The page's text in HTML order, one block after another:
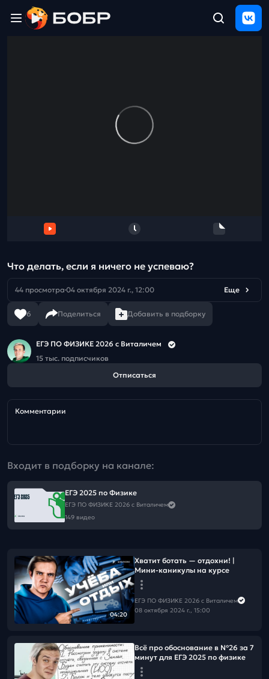
Что делать, если я ничего не успеваю?
44 просмотра 04 октября 2024 г., 12:00 Еще
6 Поделиться Добавить в подборку
ЕГЭ ПО ФИЗИКЕ 2026 с Виталичем
15 тыс. подписчиков
Отписаться
Комментарии
Входит в подборку на канале:
ЕГЭ 2025 по Физике
ЕГЭ ПО ФИЗИКЕ 2026 с Виталичем
149 видео
04:20
Хватит ботать — отдохни! |
Мини-каникулы на курсе
ЕГЭ ПО ФИЗИКЕ 2026 с Виталичем
08 октября 2024 г., 15:00
Всё про обоснование в №26 за 7
минут для ЕГЭ 2025 по физике